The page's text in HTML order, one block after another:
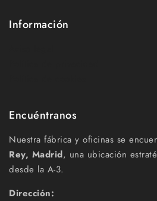
Información
Encuéntranos
Nuestra fábrica y oficinas se
Rey, Madrid, una ubicación
desde la A-3.
Dirección: